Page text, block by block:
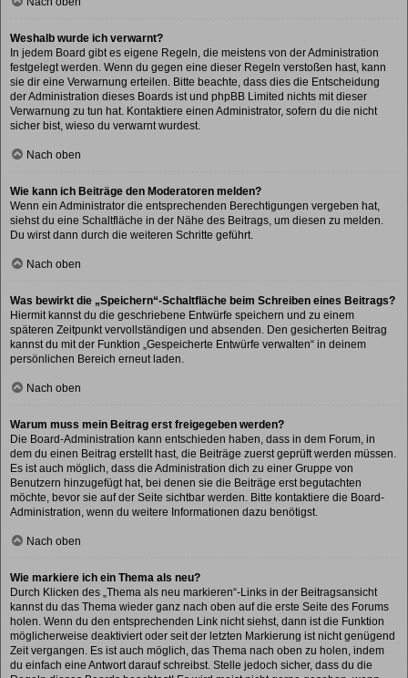
Weshalb wurde ich verwarnt?
In jedem Board gibt es eigene Regeln, die meistens von der Administration
festgelegt werden. Wenn du gegen eine dieser Regeln verstoßen hast, kann
sie dir eine Verwarnung erteilen. Bitte beachte, dass dies die Entscheidung
der Administration dieses Boards ist und phpBB Limited nichts mit dieser
Verwarnung zu tun hat. Kontaktiere einen Administrator, sofern du die nicht
sicher bist, wieso du verwarnt wurdest.
Nach oben
Wie kann ich Beiträge den Moderatoren melden?
Wenn ein Administrator die entsprechenden Berechtigungen vergeben hat,
siehst du eine Schaltfläche in der Nähe des Beitrags, um diesen zu melden.
Du wirst dann durch die weiteren Schritte geführt.
Nach oben
Was bewirkt die „Speichern“-Schaltfläche beim Schreiben eines Beitrags?
Hiermit kannst du die geschriebene Entwürfe speichern und zu einem
späteren Zeitpunkt vervollständigen und absenden. Den gesicherten Beitrag
kannst du mit der Funktion „Gespeicherte Entwürfe verwalten“ in deinem
persönlichen Bereich erneut laden.
Nach oben
Warum muss mein Beitrag erst freigegeben werden?
Die Board-Administration kann entschieden haben, dass in dem Forum, in
dem du einen Beitrag erstellt hast, die Beiträge zuerst geprüft werden müssen.
Es ist auch möglich, dass die Administration dich zu einer Gruppe von
Benutzern hinzugefügt hat, bei denen sie die Beiträge erst begutachten
möchte, bevor sie auf der Seite sichtbar werden. Bitte kontaktiere die Board-
Administration, wenn du weitere Informationen dazu benötigst.
Nach oben
Wie markiere ich ein Thema als neu?
Durch Klicken des „Thema als neu markieren“-Links in der Beitragsansicht
kannst du das Thema wieder ganz nach oben auf die erste Seite des Forums
holen. Wenn du den entsprechenden Link nicht siehst, dann ist die Funktion
möglicherweise deaktiviert oder seit der letzten Markierung ist nicht genügend
Zeit vergangen. Es ist auch möglich, das Thema nach oben zu holen, indem
du einfach eine Antwort darauf schreibst. Stelle jedoch sicher, dass du die